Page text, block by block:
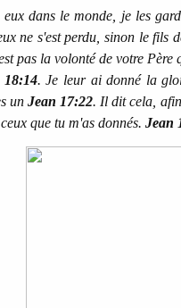
eux dans le monde, je les
ne s'est perdu, sinon le
pas la volonté de votre Père
18:14. Je leur ai donné la
unJean 17:22. Il dit cela,
que tu m'as donnés. Jean